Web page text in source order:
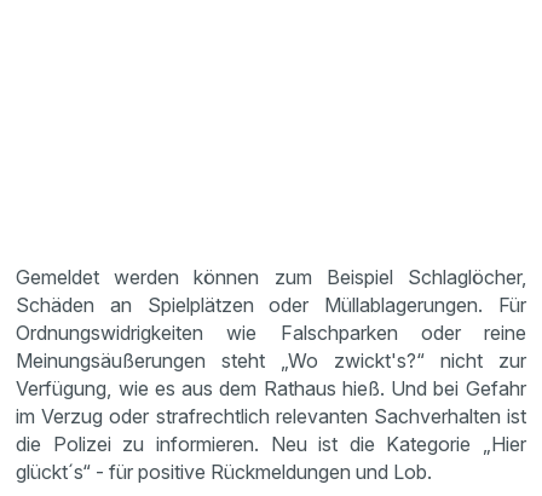
Gemeldet werden können zum Beispiel Schlaglöcher,
Schäden an Spielplätzen oder Müllablagerungen. Für
Ordnungswidrigkeiten wie Falschparken oder reine
Meinungsäußerungen steht „Wo zwickt's?“ nicht zur
Verfügung, wie es aus dem Rathaus hieß. Und bei Gefahr
im Verzug oder strafrechtlich relevanten Sachverhalten ist
die Polizei zu informieren. Neu ist die Kategorie „Hier
glückt´s“ - für positive Rückmeldungen und Lob.